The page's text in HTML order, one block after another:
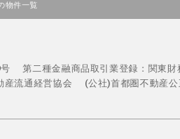
物件一覧
号
第二種金融商品取引業登録：関東
産流通経営協会
(公社)首都圏不動産